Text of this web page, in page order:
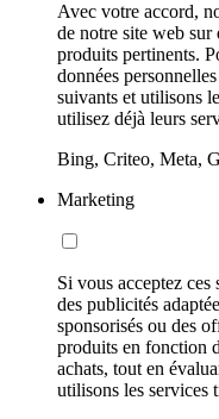
Avec votre accord,
de notre site web sur
produits pertinents.
données
suivants et utilisons
utilisez déjà leurs
Bing, Criteo, Meta,
Marketing
Si vous acceptez
des publicités
sponsorisés ou des
produits en fonction
achats, tout en
utilisons les services